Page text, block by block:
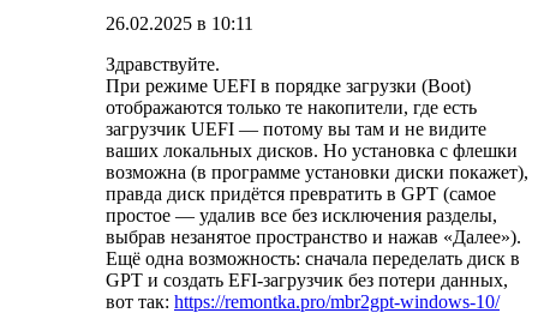
26.02.2025 в 10:11
Здравствуйте.
При режиме UEFI в порядке загрузки (Boot)
отображаются только те накопители, где есть
загрузчик UEFI — потому вы там и не видите
ваших локальных дисков. Но установка с флешки
возможна (в программе установки диски покажет),
правда диск придётся превратить в GPT (самое
простое — удалив все без исключения разделы,
выбрав незанятое пространство и нажав «Далее»).
Ещё одна возможность: сначала переделать диск в
GPT и создать EFI-загрузчик без потери данных,
вот так: https://remontka.pro/mbr2gpt-windows-10/